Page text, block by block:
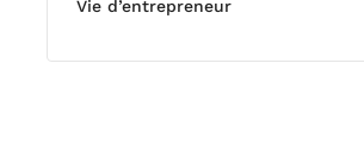
Vie d’entrepreneur